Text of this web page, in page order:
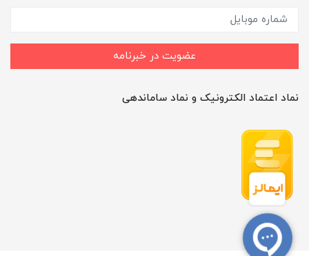
عضویت در خبرنامه
نماد اعتماد الکترونیک و نماد ساماندهی